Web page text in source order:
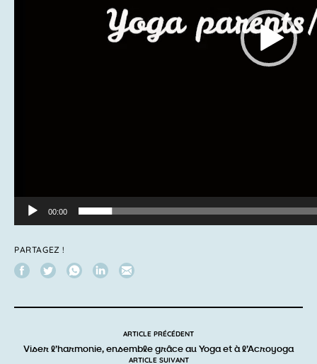
00:00
PARTAGEZ !
ARTICLE PRÉCÉDENT
Viser l’harmonie, ensemble grâce au Yoga et à l’Acroyoga
ARTICLE SUIVANT